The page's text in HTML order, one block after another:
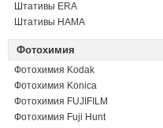
Штативы ERA
Штативы HAMA
Фотохимия
Фотохимия Kodak
Фотохимия Konica
Фотохимия FUJIFILM
Фотохимия Fuji Hunt